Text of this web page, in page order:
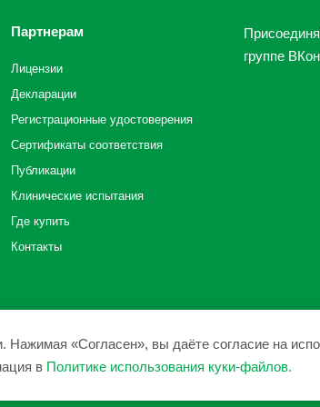
Партнерам
Лицензии
Декларации
Регистрационные удостоверения
Сертификаты соответствия
Публикации
Клинические испытания
Где купить
Контакты
группе
«Согласен», вы даёте согласие на
в Политике использования куки-файлов.